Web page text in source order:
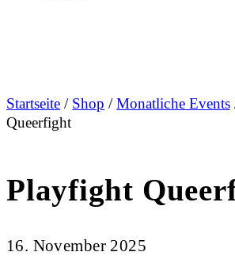
Startseite / Shop /Monatliche Events
Queerfight
Playfight
16. November 2025